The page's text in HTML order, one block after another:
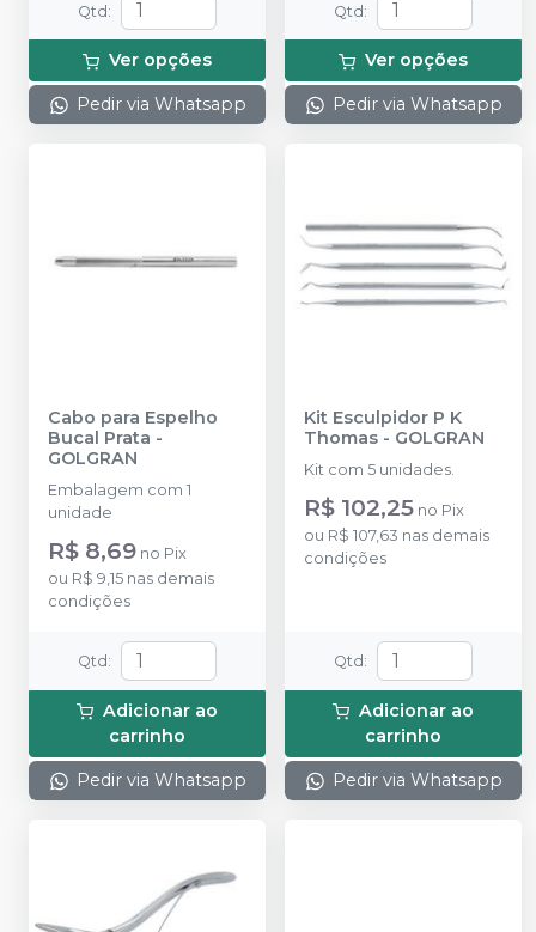
Qtd :
Ver opções
Pedir via Whatsapp
Qtd :
Ver opções
Pedir via Whatsapp
Cabo para Espelho
Bucal Prata -
GOLGRAN
Embalagem com 1
unidade
R$ 8,69 no Pix
ou R$ 9,15 nas demais
condições
Qtd :
Adicionar ao
carrinho
Pedir via Whatsapp
Kit Esculpidor P K
Thomas - GOLGRAN
Kit com 5 unidades.
R$ 102,25 no Pix
ou R$ 107,63 nas demais
condições
Qtd :
Adicionar ao
carrinho
Pedir via Whatsapp